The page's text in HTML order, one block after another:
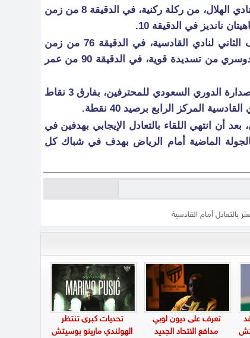
وأحرز البرتغالي روبن نيفيز الهدف الأول لنادي الهلال، من ركلة ركنية، في الدقيقة 8 من زمن
نانديز في الدقيقة 10.
واستطاع جوليان كينيونيس تسجيل الهدف الثاني لنادي القادسية، في الدقيقة 76 من زمن
المباراة ثم تعادل الهلال بواسطة سالم الدوسري من تسديدة قوية، في الدقيقة 90 من عمر
رفع نادي الهلال رصيده إلى 46 نقطة في صدارة الدوري السعودي للمحترفين، بفارق 3 نقاط
المركز الرابع برصيد 40 نقطة.
بعد أن انتهي اللقاء بالتعادل الإيجابي بهدفين في
الماضية أمام الرياض بهدف في شباك كل
بالتعادل أمام القادسية
تعرف على ديون لوبي
مدافع الاتحاد الجديد
تحديات كبرى تنتظر
الهولندي مارينو بوسيتش